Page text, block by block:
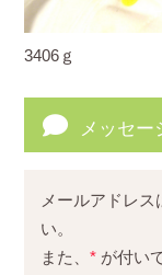
3406ｇ
メッセー
メールアドレ
い。
また、* が付い